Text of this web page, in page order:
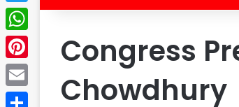
Congress
Chowdhury
Twitter
WhatsApp
Pinterest
Email